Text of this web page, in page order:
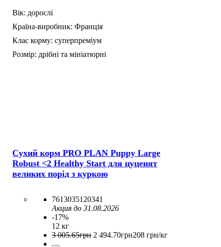
Вік: дорослі
Країна-виробник: Франція
Клас корму: суперпреміум
Розмір: дрібні та мініатюрні
Сухий корм PRO PLAN Puppy Large
Robust <2 Healthy Start для цуценят
великих порід з куркою
7613035120341
Акция до 31.08.2026
-17%
12 кг
3 005.65грн 2 494.70грн208 грн/кг